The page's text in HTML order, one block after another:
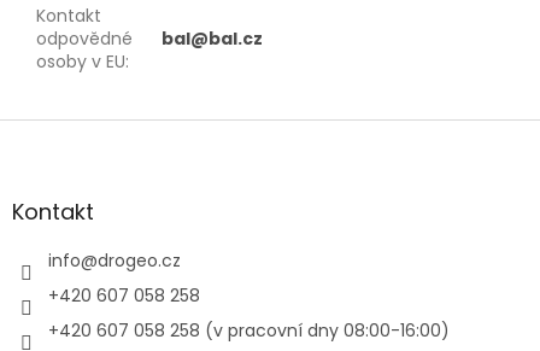
Kontakt
odpovědné
osoby v EU:
bal@bal.cz
Z
aKontakt
info@drogeo.cz
+420 607 058 258
+420 607 058 258 (v pracovní dny 08:00-16:00)